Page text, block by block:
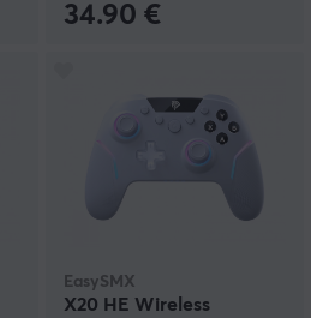
34.90 €
EasySMX
X20 HE Wireless